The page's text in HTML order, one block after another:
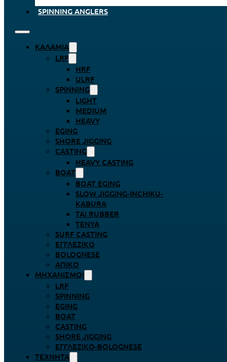
SPINNING ANGLERS
ΚΑΛΆΜΙΑ
LRF
HRF
ULRF
SPINNING
LIGHT
MEDIUM
HEAVY
EGING
SHORE JIGGING
CASTING
HEAVY CASTING
BOAT
BOAT EGING
SLOW JIGGING-INCHIKU-
KABURA
TAI RUBBER
TENYA
SURF CASTING
ΕΓΓΛΈΖΙΚΟ
BOLOGNESE
ΑΠΊΚΟ
ΜΗΧΑΝΙΣΜΟΊ
LRF
SPINNING
EGING
BOAT
CASTING
SHORE JIGGING
ΕΓΓΛΈΖΙΚΟ-BOLOGNESE
ΤΕΧΝΗΤΆ